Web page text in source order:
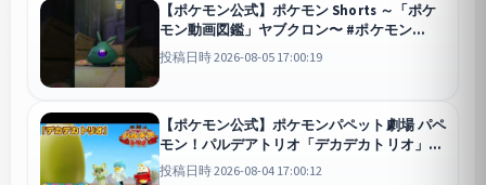
【ポケモン公式】ポケモン Shorts ～「ポケ
モン動画図鑑」ヤブクロン〜 #ポケモン
KidsTV
投稿日時 2026-08-05 17:00:19
【ポケモン公式】ポケモンパペット劇場 パペ
モン！パルデアトリオ「デカデカトリオ」編
－ポケモン Kids TV
投稿日時 2026-08-04 17:00:12